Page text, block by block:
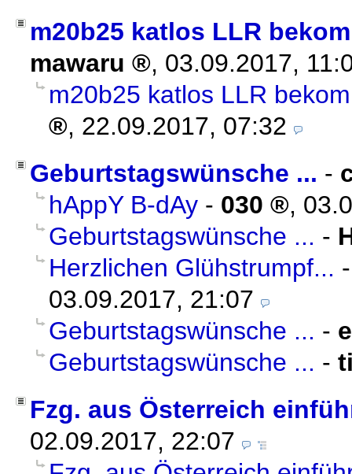
m20b25 katlos LLR
mawaru
, 03.09.2017,
m20b25 katlos LLR
, 22.09.2017, 07:32
Geburtstagswünsche ... -
hAppY B-dAy - 030 ,
Geburtstagswünsche ... -
Herzlichen Glühstrumpf...
03.09.2017, 21:07
Geburtstagswünsche ... -
Geburtstagswünsche ... -
Fzg. aus Österreich
02.09.2017, 22:07